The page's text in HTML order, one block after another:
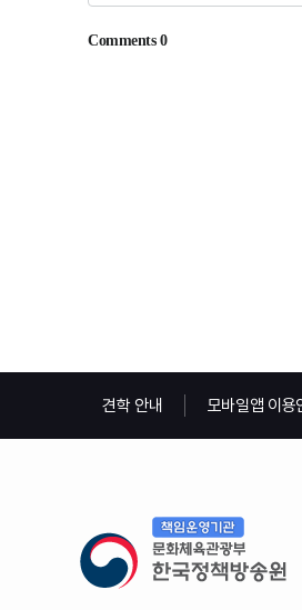
견학 안내 모바일앱 이용